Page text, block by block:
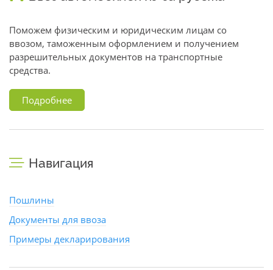
Поможем физическим и юридическим лицам со
ввозом, таможенным оформлением и получением
разрешительных документов на транспортные
средства.
Подробнее
Навигация
Пошлины
Документы для ввоза
Примеры декларирования